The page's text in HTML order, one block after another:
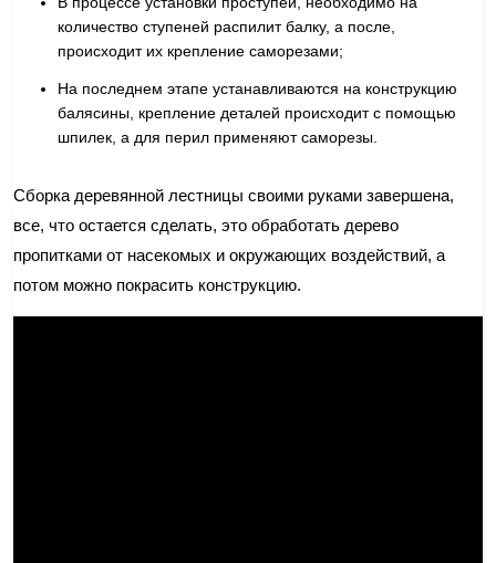
количество ступеней распилит балку, а после,
происходит их крепление саморезами;
На последнем этапе устанавливаются на конструкцию
балясины, крепление деталей происходит с помощью
шпилек, а для перил применяют саморезы.
Сборка деревянной лестницы своими руками завершена,
все, что остается сделать, это обработать дерево
пропитками от насекомых и окружающих воздействий, а
потом можно покрасить конструкцию.